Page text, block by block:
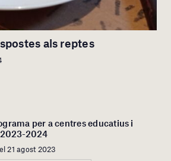
als reptes
per a centres educatius i
2024
21 agost 2023